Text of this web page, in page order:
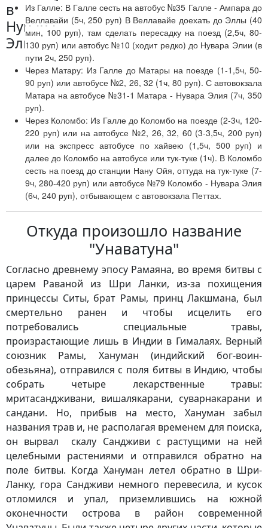
Из Галле: В Галле сесть на автобус №35 Галле - Ампара до
Веллавайи (5ч, 250 руп) В Веллавайе доехать до Эллы (40
мин, 100 руп), там сделать пересадку на поезд (2,5ч, 80-
130 руп) или автобус №10 (ходит редко) до Нувара Элии (в
пути 2ч, 250 руп).
Через Матару: Из Галле до Матары на поезде (1-1,5ч, 50-
90 руп) или автобусе №2, 26, 32 (1ч, 80 руп). С автовокзала
Матара на автобусе №31-1 Матара - Нувара Элия (7ч, 350
руп).
Через Коломбо: Из Галле до Коломбо на поезде (2-3ч, 120-
220 руп) или на автобусе №2, 26, 32, 60 (3-3,5ч, 200 руп)
или на экспресс автобусе по хайвею (1,5ч, 500 руп) и
далее до Коломбо на автобусе или тук-туке (1ч). В Коломбо
сесть на поезд до станции Нану Ойя, оттуда на тук-туке (7-
9ч, 280-420 руп) или автобусе№79 Коломбо - Нувара Элия
(6ч, 240 руп), отбывающем с автовокзала Петтах.
Откуда произошло название
"Унаватуна"
Согласно древнему эпосу Рамаяна, во время битвы с
царем Раваной из Шри Ланки, из-за похищения
принцессы Ситы, брат Рамы, принц Лакшмана, был
смертельно ранен и чтобы исцелить его
потребовались специальные травы,
произрастающие лишь в Индии в Гималаях. Верный
союзник Рамы, Хануман (индийский бог-воин-
обезьяна), отправился с поля битвы в Индию, чтобы
собрать четыре лекарственные травы:
мритасандживани, вишалякарани, суварнакарани и
сандани. Но, прибыв на место, Хануман забыл
названия трав и, не располагая временем для поиска,
он вырвал скалу Сандживи с растущими на ней
целебными растениями и отправился обратно на
поле битвы. Когда Хануман летел обратно в Шри-
Ланку, гора Сандживи немного перевесила, и кусок
отломился и упал, приземлившись на южной
оконечности острова в район современной